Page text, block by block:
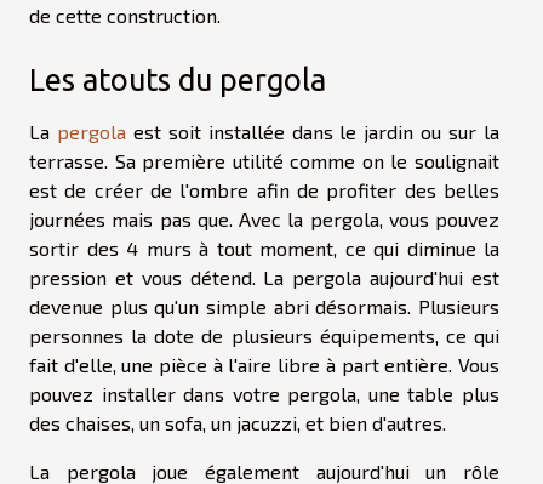
de cette construction.
Les atouts du pergola
La pergola est soit installée dans le jardin ou sur la
terrasse. Sa première utilité comme on le soulignait
est de créer de l'ombre afin de profiter des belles
journées mais pas que. Avec la pergola, vous pouvez
sortir des 4 murs à tout moment, ce qui diminue la
pression et vous détend. La pergola aujourd'hui est
devenue plus qu'un simple abri désormais. Plusieurs
personnes la dote de plusieurs équipements, ce qui
fait d'elle, une pièce à l'aire libre à part entière. Vous
pouvez installer dans votre pergola, une table plus
des chaises, un sofa, un jacuzzi, et bien d'autres.
La pergola joue également aujourd'hui un rôle